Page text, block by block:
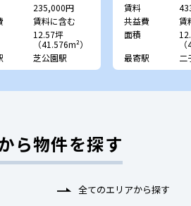
235,000円
賃料に含む
12.57坪
（41.576m²）
芝公園駅
賃料
共益費
賃
面積
最寄駅
二
ら物件を探す
全てのエリアから探す